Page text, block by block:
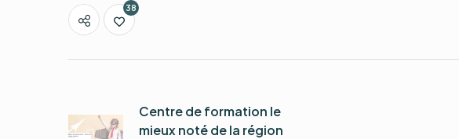
38
Centre de formation le
mieux noté de la région